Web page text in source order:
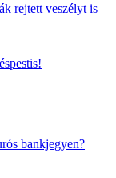
rejtett veszélyt is
bankjegyen?